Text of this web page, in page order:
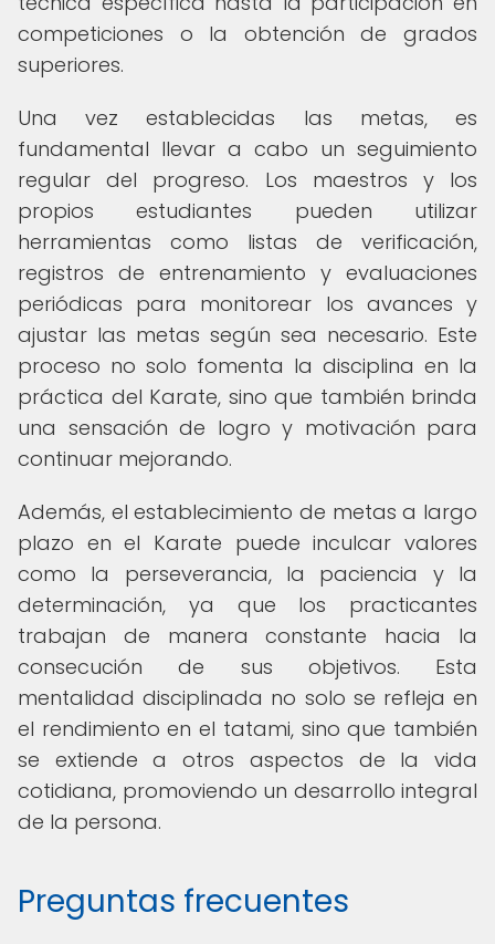
competiciones o la obtención de grados
superiores.
Una vez establecidas las metas, es
fundamental llevar a cabo un seguimiento
regular del progreso. Los maestros y los
propios estudiantes pueden utilizar
herramientas como listas de verificación,
registros de entrenamiento y evaluaciones
periódicas para monitorear los avances y
ajustar las metas según sea necesario. Este
proceso no solo fomenta la disciplina en la
práctica del Karate, sino que también brinda
una sensación de logro y motivación para
continuar mejorando.
Además, el establecimiento de metas a largo
plazo en el Karate puede inculcar valores
como la perseverancia, la paciencia y la
determinación, ya que los practicantes
trabajan de manera constante hacia la
consecución de sus objetivos. Esta
mentalidad disciplinada no solo se refleja en
el rendimiento en el tatami, sino que también
se extiende a otros aspectos de la vida
cotidiana, promoviendo un desarrollo integral
de la persona.
Preguntas frecuentes